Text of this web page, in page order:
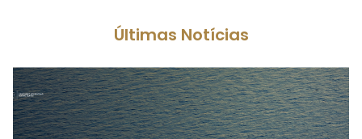
Últimas Notícias